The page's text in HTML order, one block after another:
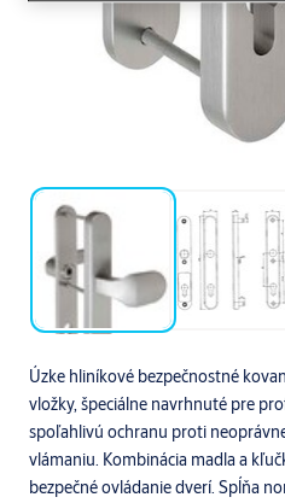
Úzke hliníkové bezpečnostné
vložky, špeciálne navrhnuté pre
spoľahlivú ochranu proti
vlámaniu. Kombinácia madla a
bezpečné ovládanie dverí. Spĺňa